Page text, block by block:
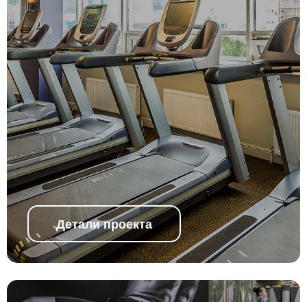
Детали проекта